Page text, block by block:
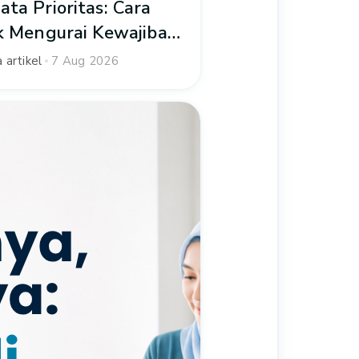
Prioritas: Cara
Mengurai Kewajiban
artikel 7 Aug 2026